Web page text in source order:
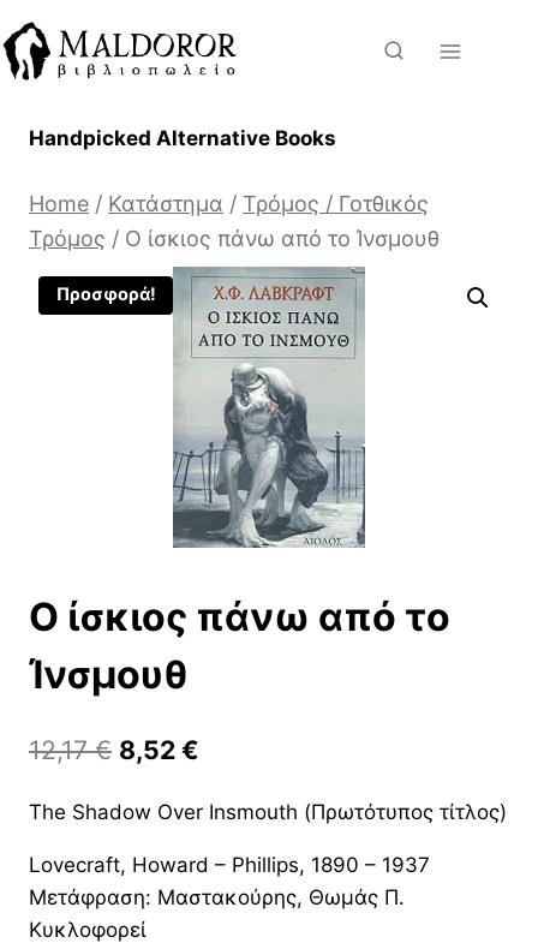
to
content
Handpicked Alternative Books
Home / Κατάστημα / Τρόμος / Γοτθικός
Τρόμος / Ο ίσκιος πάνω από το Ίνσμουθ
Προσφορά!
Ο ίσκιος πάνω από το
Ίνσμουθ
12,17€ Original
was:
12,17 €.
8,52€
τιμή
είναι:
8,52 €.
The Shadow Over Insmouth (Πρωτότυπος τίτλος)
Lovecraft, Howard – Phillips, 1890 – 1937
Μετάφραση: Μαστακούρης, Θωμάς Π.
Κυκλοφορεί